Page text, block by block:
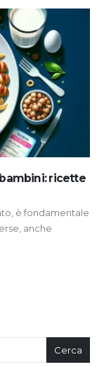
ricette
è fondamentale
anche
Cerca